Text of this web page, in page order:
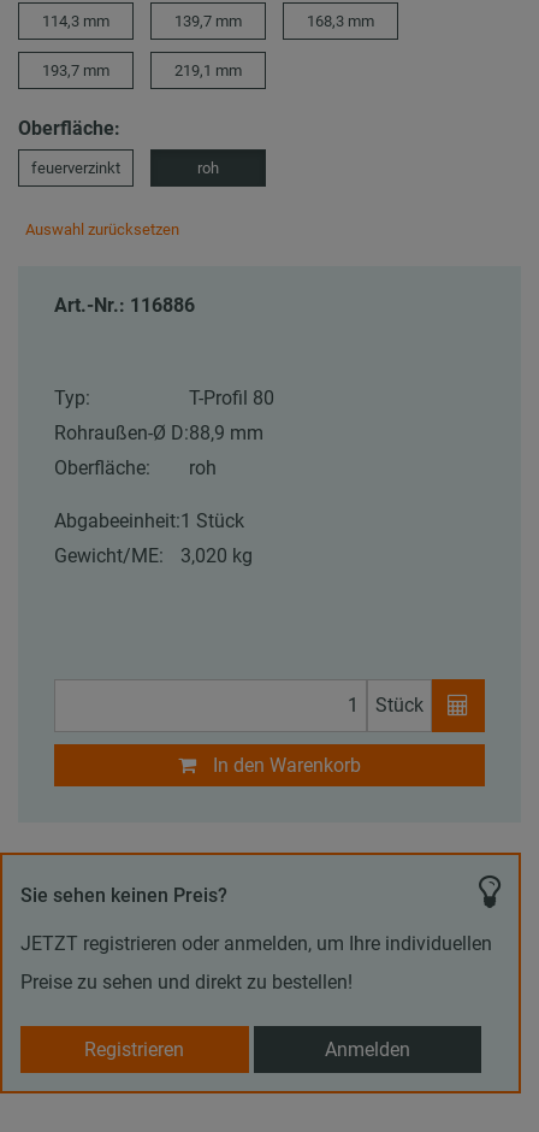
114,3 mm 139,7 mm 168,3 mm
193,7 mm 219,1 mm
Oberfläche:
feuerverzinkt roh
Auswahl zurücksetzen
Art.-Nr.: 116886
Typ:
T-Profil 80
Rohraußen-Ø D:88,9 mm
Oberfläche:
roh
Abgabeeinheit:1 Stück
Gewicht/ME:
3,020 kg
Stück
In den Warenkorb
Sie sehen keinen Preis?
JETZT registrieren oder anmelden, um Ihre individuellen
Preise zu sehen und direkt zu bestellen!
Registrieren Anmelden